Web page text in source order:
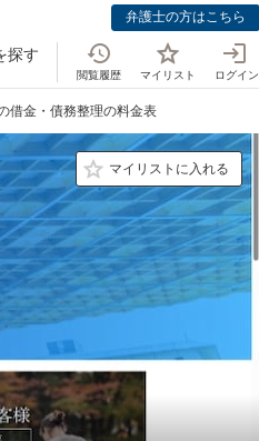
弁護士の方はこちら
探す
閲覧履歴 マイリスト ログイン
借金・債務整理の料金表
マイリストに入れる